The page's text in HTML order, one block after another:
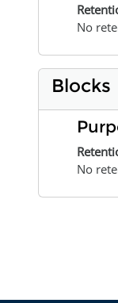
No
Blocks
No